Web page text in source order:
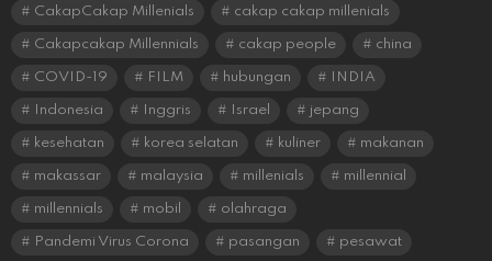
CakapCakap Millenials cakap cakap millenials
Cakapcakap Millennials cakap people china
COVID-19 FILM hubungan INDIA
Indonesia Inggris Israel jepang
kesehatan korea selatan kuliner makanan
makassar malaysia millenials millennial
millennials mobil olahraga
Pandemi Virus Corona pasangan pesawat